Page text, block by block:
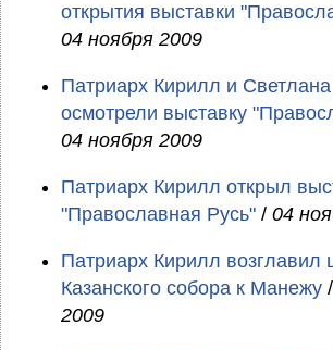
открытия выставки
04 ноября 2009
Патриарх Кирилл и
осмотрели выставку
04 ноября 2009
Патриарх Кирилл открыл
"Православная Русь" / 04
Патриарх Кирилл возглавил
Казанского собора к Манежу /
2009